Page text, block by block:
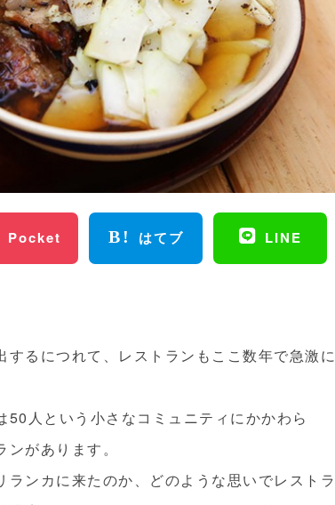
Pocket はてブ LINE
るにつれて、レストランもここ数年で急激に
人という小さなコミュニティにかかわら
があります。
ンカに来たのか、どのような思いでレストラ